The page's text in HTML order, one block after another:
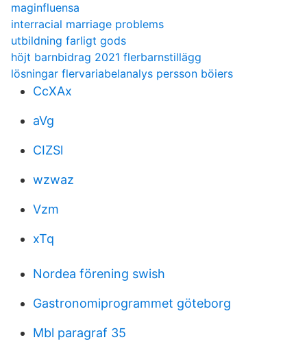
maginfluensa
interracial marriage problems
utbildning farligt gods
höjt barnbidrag 2021 flerbarnstillägg
lösningar flervariabelanalys persson böiers
CcXAx
aVg
CIZSl
wzwaz
Vzm
xTq
Nordea förening swish
Gastronomiprogrammet göteborg
Mbl paragraf 35